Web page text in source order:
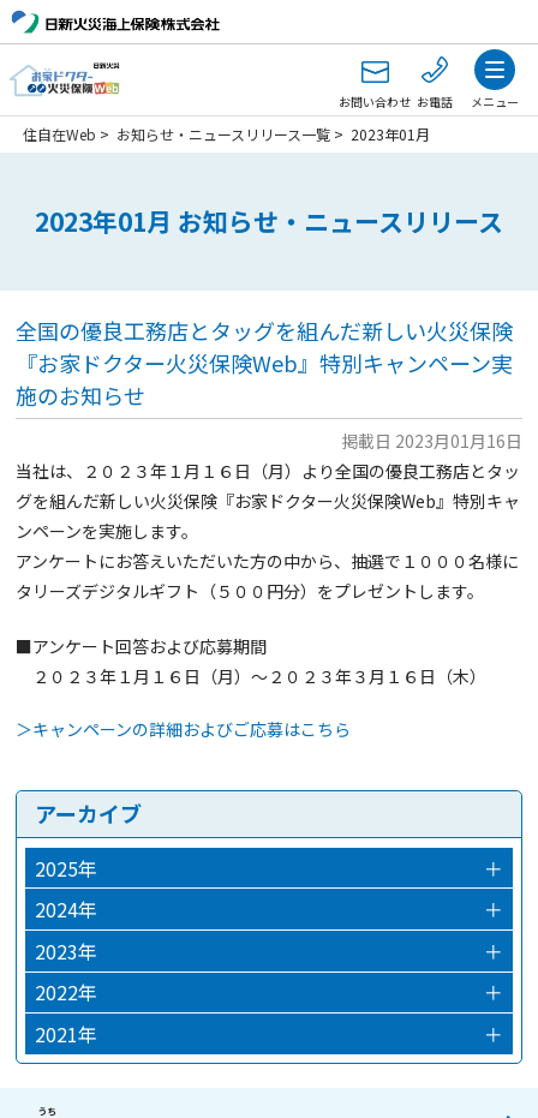
お問い合わせ お電話 メニュー
住自在Web > お知らせ・ニュースリリース一覧 > 2023年01月
2023年01月 お知らせ・ニュースリリース
全国の優良工務店とタッグを組んだ新しい火災保険
『お家ドクター火災保険Web』特別キャンペーン実
施のお知らせ
掲載日 2023月01月16日
当社は、２０２３年１月１６日（月）より全国の優良工務店とタッ
グを組んだ新しい火災保険『お家ドクター火災保険Web』特別キャ
ンペーンを実施します。
アンケートにお答えいただいた方の中から、抽選で１０００名様に
タリーズデジタルギフト（５００円分）をプレゼントします。
■アンケート回答および応募期間
２０２３年１月１６日（月）～２０２３年３月１６日（木）
＞キャンペーンの詳細およびご応募はこちら
アーカイブ
2025年
＋
2025年12月
2024年
＋
2024年12月
2024年03月
2024年02月
2023年
＋
2023年12月
2023年10月
2022年
＋
2022年12月
2021年
＋
うち